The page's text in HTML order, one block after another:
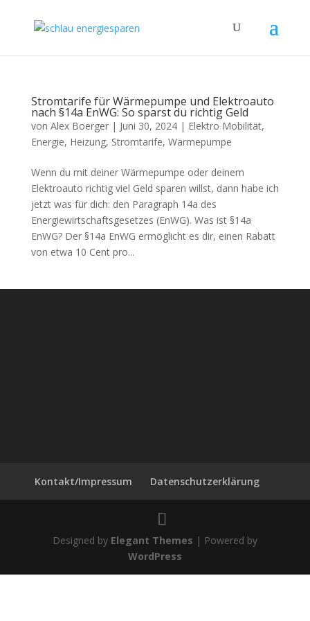
Stromtarife für Wärmepumpe und Elektroauto
nach §14a EnWG: So sparst du richtig Geld
von Alex Boerger| Juni 30, 2024| Elektro Mobilität,
Energie, Heizung, Stromtarife, Wärmepumpe
Wenn du mit deiner Wärmepumpe oder deinem
Elektroauto richtig viel Geld sparen willst, dann habe ich
jetzt was für dich: den Paragraph 14a des
Energiewirtschaftsgesetzes (EnWG). Was ist §14a
EnWG? Der §14a EnWG ermöglicht es dir, einen Rabatt
von etwa 10 Cent pro...
Kontakt/Impressum Datenschutzerklärung
Designed by Elegant Themes | Powered by
WordPress